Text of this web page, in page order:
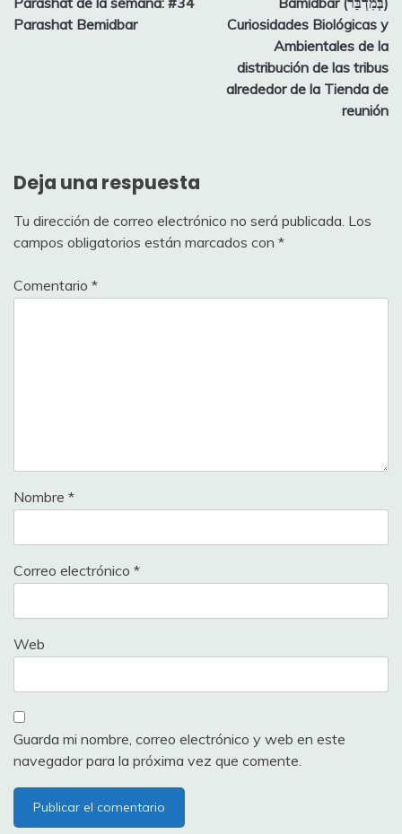
de
Parashat Bemidbar
Curiosidades Biológicas y
Ambientales de la
distribución de las tribus
alrededor de la Tienda de
reunión
Deja una respuesta
Tu dirección de correo electrónico no será publicada. Los
campos obligatorios están marcados con *
Comentario *
Nombre *
Correo electrónico *
Web
Guarda mi nombre, correo electrónico y web en este
navegador para la próxima vez que comente.